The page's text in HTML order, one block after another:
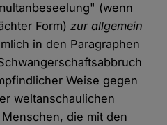
(wenn
Form)zur allgemein
in den Paragraphen
Weise gegen
weltanschaulichen
die mit den